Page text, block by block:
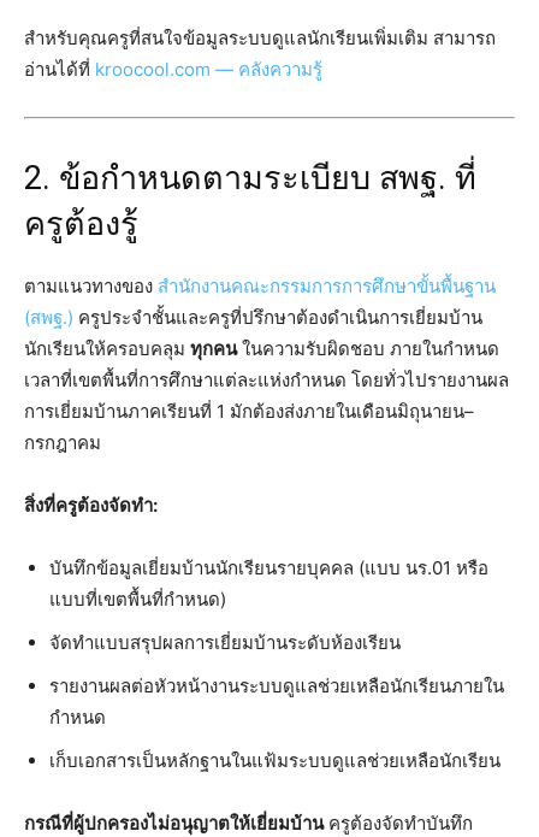
สำหรับคุณครูที่สนใจข้อมูลระบบดูแลนักเรียนเพิ่มเติม สามารถ
อ่านได้ที่ kroocool.com — คลังความรู้
2. ข้อกำหนดตามระเบียบ สพฐ. ที่
ครูต้องรู้
ตามแนวทางของ สำนักงานคณะกรรมการการศึกษาขั้นพื้นฐาน
(สพฐ.) ครูประจำชั้นและครูที่ปรึกษาต้องดำเนินการเยี่ยมบ้าน
นักเรียนให้ครอบคลุม ทุกคนในความรับผิดชอบ ภายในกำหนด
เวลาที่เขตพื้นที่การศึกษาแต่ละแห่งกำหนด โดยทั่วไปรายงานผล
การเยี่ยมบ้านภาคเรียนที่ 1 มักต้องส่งภายในเดือนมิถุนายน–
กรกฎาคม
สิ่งที่ครูต้องจัดทำ:
บันทึกข้อมูลเยี่ยมบ้านนักเรียนรายบุคคล (แบบ นร.01 หรือ
แบบที่เขตพื้นที่กำหนด)
จัดทำแบบสรุปผลการเยี่ยมบ้านระดับห้องเรียน
รายงานผลต่อหัวหน้างานระบบดูแลช่วยเหลือนักเรียนภายใน
กำหนด
เก็บเอกสารเป็นหลักฐานในแฟ้มระบบดูแลช่วยเหลือนักเรียน
กรณีที่ผู้ปกครองไม่อนุญาตให้เยี่ยมบ้านครูต้องจัดทำบันทึก